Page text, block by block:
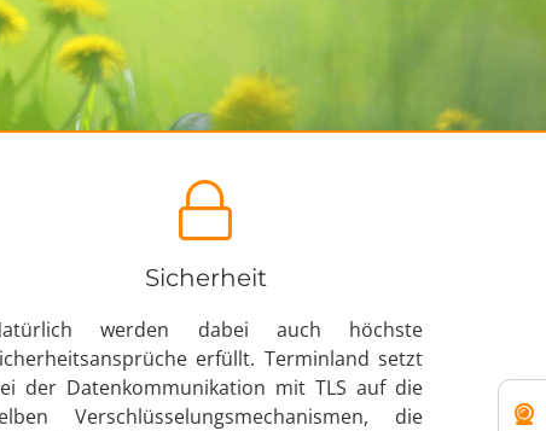
Sicherheit
werden dabei auch höchste
erfüllt. Terminland setzt
der Daten­kommunikation mit TLS auf die
Ver­schlüs­selungs­mecha­nismen, die